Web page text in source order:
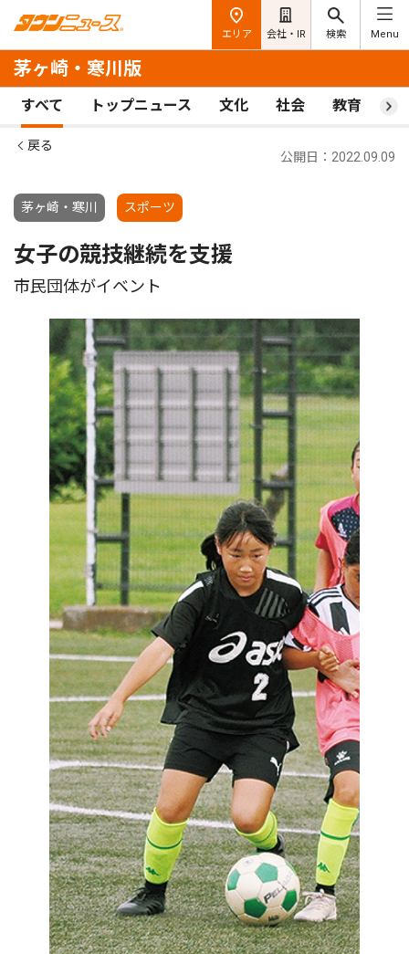
エリア 会社・IR 検索 Menu
茅ヶ崎・寒川版
すべて トップニュース 文化 社会 教育 ス
戻る
茅ヶ崎・寒川 スポーツ
公開日：2022.09.09
女子の競技継続を支援
市民団体がイベント